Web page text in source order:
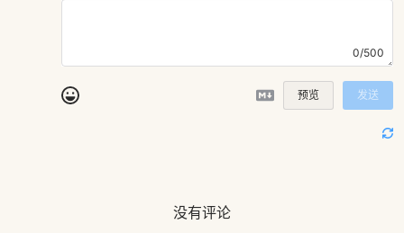
0/500
预览 发送
没有评论